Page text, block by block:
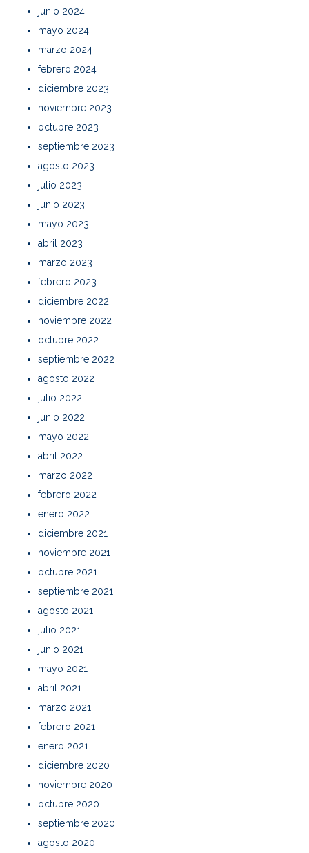
junio 2024
mayo 2024
marzo 2024
febrero 2024
diciembre 2023
noviembre 2023
octubre 2023
septiembre 2023
agosto 2023
julio 2023
junio 2023
mayo 2023
abril 2023
marzo 2023
febrero 2023
diciembre 2022
noviembre 2022
octubre 2022
septiembre 2022
agosto 2022
julio 2022
junio 2022
mayo 2022
abril 2022
marzo 2022
febrero 2022
enero 2022
diciembre 2021
noviembre 2021
octubre 2021
septiembre 2021
agosto 2021
julio 2021
junio 2021
mayo 2021
abril 2021
marzo 2021
febrero 2021
enero 2021
diciembre 2020
noviembre 2020
octubre 2020
septiembre 2020
agosto 2020